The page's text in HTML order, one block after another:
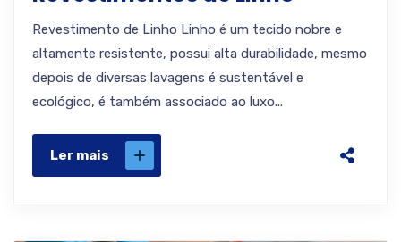
Revestimento de Linho Linho é um tecido nobre e
altamente resistente, possui alta durabilidade, mesmo
depois de diversas lavagens é sustentável e
ecológico, é também associado ao luxo...
Ler mais